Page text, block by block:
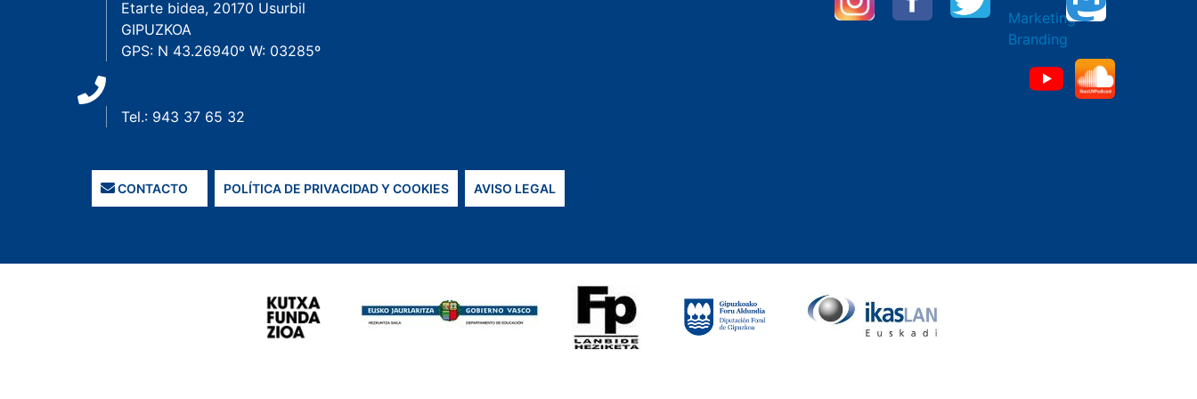
Etarte bidea, 20170 Usurbil
GIPUZKOA
GPS: N 43.26940º W: 03285º
Tel.: 943 37 65 32
CONTACTO POLÍTICA DE PRIVACIDAD Y COOKIES AVISO LEGAL